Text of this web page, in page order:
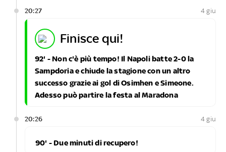
20:27 4 giu
finisce qui!
92' - Non c'è più tempo! Il Napoli batte 2-0 la
Sampdoria e chiude la stagione con un altro
successo grazie ai gol di Osimhen e Simeone.
Adesso può partire la festa al Maradona
20:26 4 giu
90' - Due minuti di recupero!